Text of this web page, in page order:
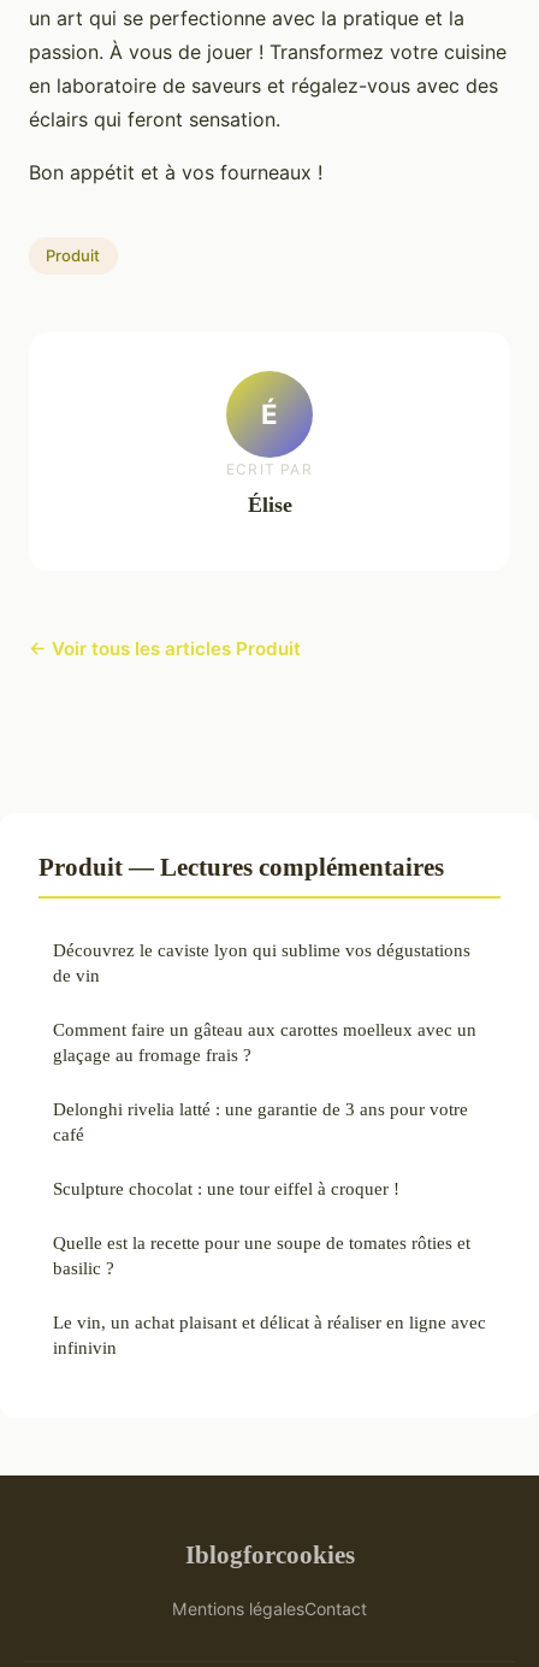
un art qui se perfectionne avec la pratique et la
passion. À vous de jouer ! Transformez votre cuisine
en laboratoire de saveurs et régalez-vous avec des
éclairs qui feront sensation.
Bon appétit et à vos fourneaux !
Produit
É
ECRIT PAR
Élise
← Voir tous les articles Produit
Produit — Lectures complémentaires
Découvrez le caviste lyon qui sublime vos dégustations
de vin
Comment faire un gâteau aux carottes moelleux avec un
glaçage au fromage frais ?
Delonghi rivelia latté : une garantie de 3 ans pour votre
café
Sculpture chocolat : une tour eiffel à croquer !
Quelle est la recette pour une soupe de tomates rôties et
basilic ?
Le vin, un achat plaisant et délicat à réaliser en ligne avec
infinivin
Iblogforcookies
Mentions légalesContact